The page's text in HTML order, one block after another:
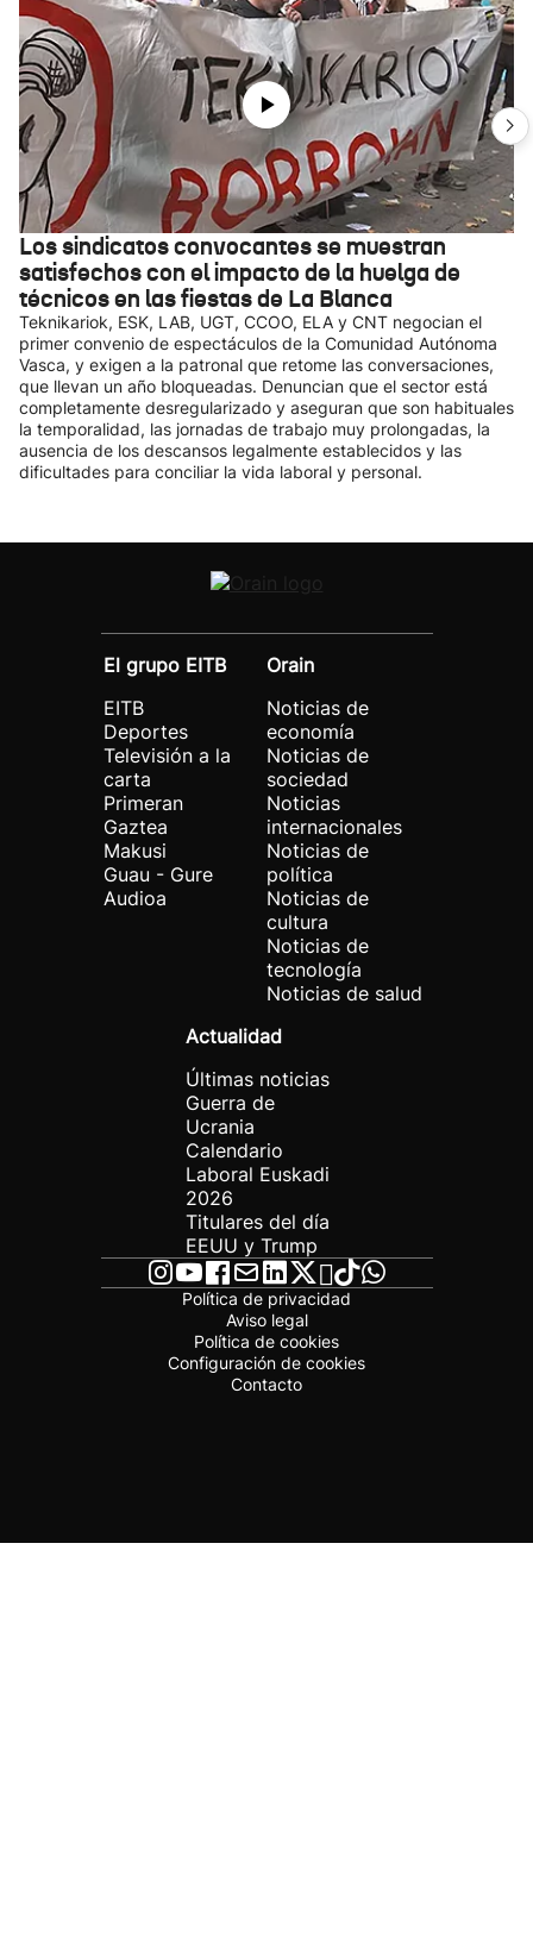
Los sindicatos convocantes se muestran
satisfechos con el impacto de la huelga de
técnicos en las fiestas de La Blanca
Teknikariok, ESK, LAB, UGT, CCOO, ELA y CNT negocian el
primer convenio de espectáculos de la Comunidad Autónoma
Vasca, y exigen a la patronal que retome las conversaciones,
que llevan un año bloqueadas. Denuncian que el sector está
completamente desregularizado y aseguran que son habituales
la temporalidad, las jornadas de trabajo muy prolongadas, la
ausencia de los descansos legalmente establecidos y las
dificultades para conciliar la vida laboral y personal.
El grupo EITB
EITB
Deportes
Televisión a la
carta
Primeran
Gaztea
Makusi
Guau - Gure
Audioa
Orain
Noticias de
economía
Noticias de
sociedad
Noticias
internacionales
Noticias de
política
Noticias de
cultura
Noticias de
tecnología
Noticias de salud
Actualidad
Últimas noticias
Guerra de
Ucrania
Calendario
Laboral Euskadi
2026
Titulares del día
EEUU y Trump
Política de privacidad
Aviso legal
Política de cookies
Configuración de cookies
Contacto